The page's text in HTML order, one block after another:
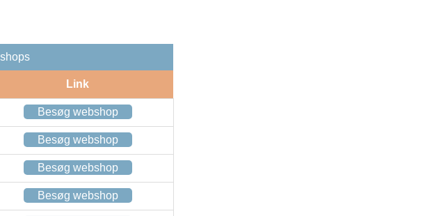
Link
Besøg webshop
Besøg webshop
Besøg webshop
Besøg webshop